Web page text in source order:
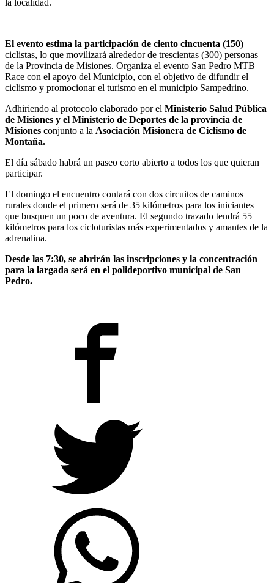
El evento estima la participación de ciento cincuenta (150)
ciclistas, lo que movilizará alrededor de trescientas (300) personas
de la Provincia de Misiones. Organiza el evento San Pedro MTB
Race con el apoyo del Municipio, con el objetivo de difundir el
ciclismo y promocionar el turismo en el municipio Sampedrino.
Adhiriendo al protocolo elaborado por el Ministerio Salud Pública
de Misiones y el Ministerio de Deportes de la provincia de
Misiones conjunto a la Asociación Misionera de Ciclismo de
Montaña.
El día sábado habrá un paseo corto abierto a todos los que quieran
participar.
El domingo el encuentro contará con dos circuitos de caminos
rurales donde el primero será de 35 kilómetros para los iniciantes
que busquen un poco de aventura. El segundo trazado tendrá 55
kilómetros para los cicloturistas más experimentados y amantes de la
adrenalina.
Desde las 7:30, se abrirán las inscripciones y la concentración
para la largada será en el polideportivo municipal de San
Pedro.